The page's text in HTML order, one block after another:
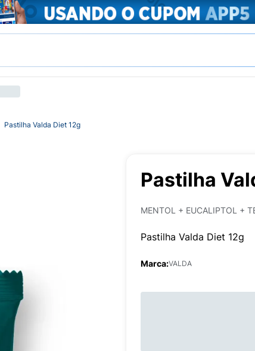
Pastilha Valda Diet 12g
Pastilha
MENTOL + EUCALIPTOL +
Pastilha Valda Diet 12g
Marca:VALDA